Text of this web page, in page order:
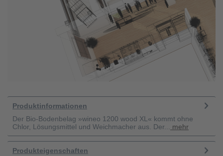
Produktinformationen
Der Bio-Bodenbelag »wineo 1200 wood XL« kommt ohne
Chlor, Lösungsmittel und Weichmacher aus. Der...
mehr
Produkteigenschaften